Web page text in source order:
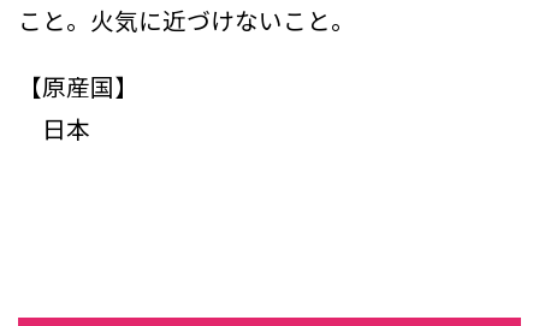
こと。火気に近づけないこと。
【原産国】
日本